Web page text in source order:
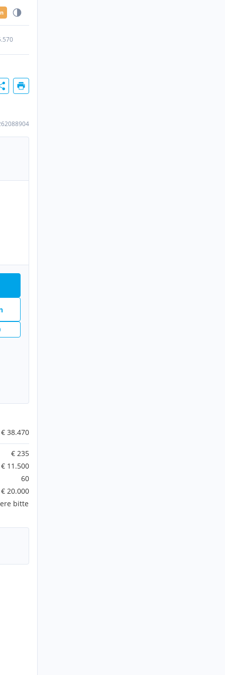
€ 38.470
€ 235
€ 11.500
60
€ 20.000
bitte